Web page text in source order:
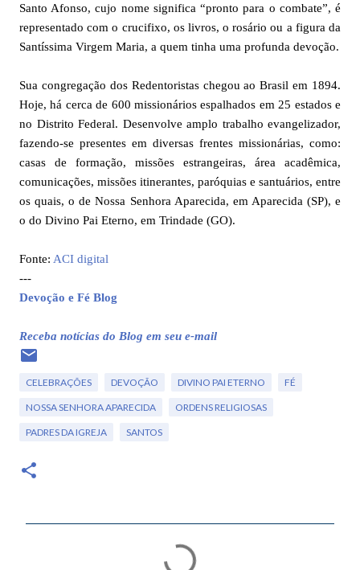
Santo Afonso, cujo nome significa “pronto para o combate”, é
representado com o crucifixo, os livros, o rosário ou a figura da
Santíssima Virgem Maria, a quem tinha uma profunda devoção.
Sua congregação dos Redentoristas chegou ao Brasil em 1894.
Hoje, há cerca de 600 missionários espalhados em 25 estados e
no Distrito Federal. Desenvolve amplo trabalho evangelizador,
fazendo-se presentes em diversas frentes missionárias, como:
casas de formação, missões estrangeiras, área acadêmica,
comunicações, missões itinerantes, paróquias e santuários, entre
os quais, o de Nossa Senhora Aparecida, em Aparecida (SP), e
o do Divino Pai Eterno, em Trindade (GO).
Fonte: ACI digital
---
Devoção e Fé Blog
Receba notícias do Blog em seu e-mail
CELEBRAÇÕES DEVOÇÃO DIVINO PAI ETERNO FÉ
NOSSA SENHORA APARECIDA ORDENS RELIGIOSAS
PADRES DA IGREJA SANTOS